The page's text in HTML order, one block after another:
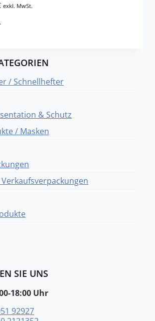
exkl. MwSt.
/ Schnellhefter
& Schutz
/ Masken
SIE UNS
18:00 Uhr
92927